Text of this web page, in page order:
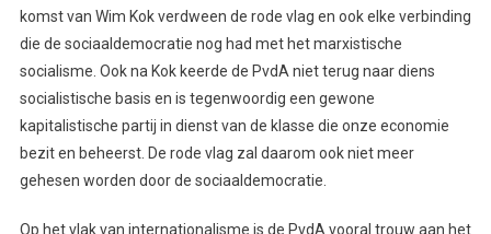
komst van Wim Kok verdween de rode vlag en ook elke verbinding
die de sociaaldemocratie nog had met het marxistische
socialisme. Ook na Kok keerde de PvdA niet terug naar diens
socialistische basis en is tegenwoordig een gewone
kapitalistische partij in dienst van de klasse die onze economie
bezit en beheerst. De rode vlag zal daarom ook niet meer
gehesen worden door de sociaaldemocratie.
Op het vlak van internationalisme is de PvdA vooral trouw aan het